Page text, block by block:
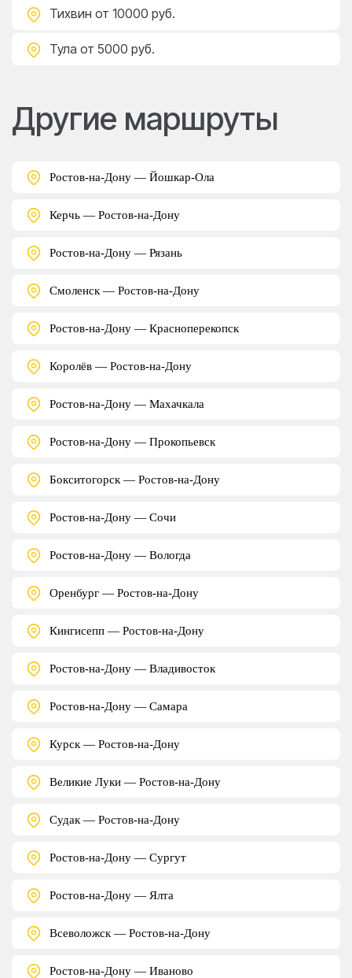
Тихвин от 10000 руб.
Тула от 5000 руб.
Другие маршруты
Ростов-на-Дону — Йошкар-Ола
Керчь — Ростов-на-Дону
Ростов-на-Дону — Рязань
Смоленск — Ростов-на-Дону
Ростов-на-Дону — Красноперекопск
Королёв — Ростов-на-Дону
Ростов-на-Дону — Махачкала
Ростов-на-Дону — Прокопьевск
Бокситогорск — Ростов-на-Дону
Ростов-на-Дону — Сочи
Ростов-на-Дону — Вологда
Оренбург — Ростов-на-Дону
Кингисепп — Ростов-на-Дону
Ростов-на-Дону — Владивосток
Ростов-на-Дону — Самара
Курск — Ростов-на-Дону
Великие Луки — Ростов-на-Дону
Судак — Ростов-на-Дону
Ростов-на-Дону — Сургут
Ростов-на-Дону — Ялта
Всеволожск — Ростов-на-Дону
Ростов-на-Дону — Иваново